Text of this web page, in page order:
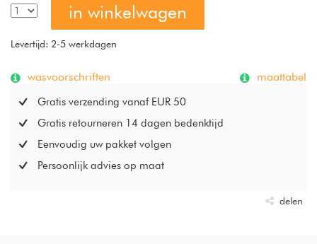
in winkelwagen
Levertijd: 2-5 werkdagen
wasvoorschriften maattabel
Gratis verzending vanaf EUR 50
Gratis retourneren 14 dagen bedenktijd
Eenvoudig uw pakket volgen
Persoonlijk advies op maat
delen